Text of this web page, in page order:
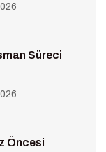
Süreci
Öncesi